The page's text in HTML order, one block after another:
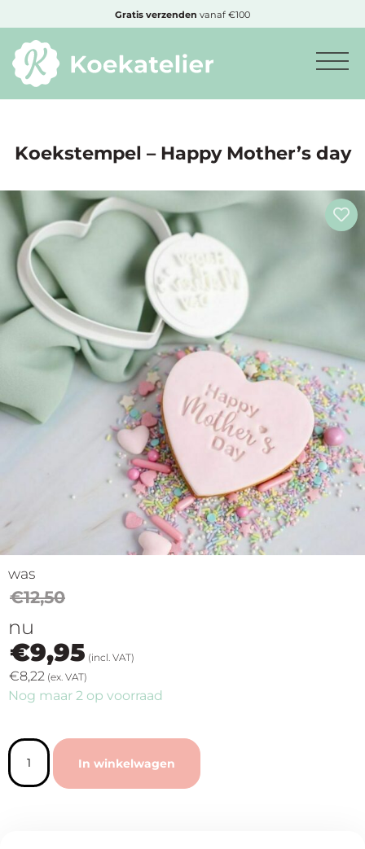
Minimum
Nieuwe
producten
Producten
op
soort
Producten
Outlet
Gratis verzenden vanaf €100
Koekstempel – Happy Mother’s day
was
€12,50
nu
€9,95 (incl. VAT)
€8,22 (ex. VAT)
Nog maar 2 op voorraad
In winkelwagen